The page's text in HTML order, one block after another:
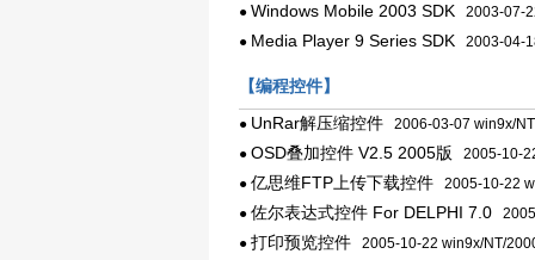
● Windows Mobile 2003 SDK 2003-07-
● Media Player 9 Series SDK 2003-04-
【编程控件】
● UnRar解压缩控件 2006-03-07 win9x/
● OSD叠加控件 V2.5 2005版 2005-10-
● 亿思维FTP上传下载控件 2005-10-22
● 佐尔表达式控件 For DELPHI 7.0
● 打印预览控件 2005-10-22 win9x/NT/